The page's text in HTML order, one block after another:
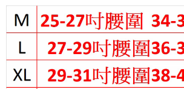
消。如遇「轉專審核」未通過狀況，表示未達大哥付
法說明評估內容。
【繳款方式說明】
1.分期款項不併入電信帳單，「大哥付你分期」於每
醒簡訊。
2.透過簡訊連結打開帳單後，可選擇「超商條碼／台
帳／街口支付／iPASS MONEY」等通路繳費。
１．簡單：不需註冊會員、不需綁卡、不需儲值。
２．便利：只要手機號碼，簡訊認證，即可結帳。
３．安心：先確認商品／服務後，再付款。
【「AFTEE先享後付」結帳流程】
１．於結帳方式選擇「AFTEE先享後付」後，將跳轉
結帳頁面，進行簡訊認證並確認金額後，即可完成結
相關說明
「Hami Point」為中華電信所提供之點數服務，可於
會員帳號後，即可在購物車使用 Hami Point 折抵消
ATM付款
運送方式
全家付款取貨